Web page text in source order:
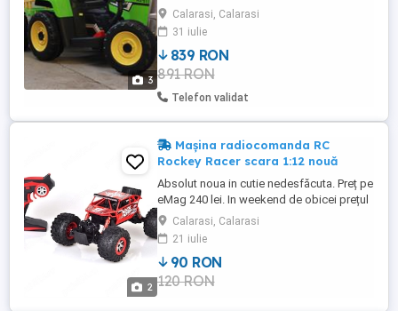
3
spate Control prin pedala de acceleratie
sau Telecomanda Music player cu port
USB, Bluetooth, conexiune jack MP3
Funcția de control al sunetului Efecte
luminoase Indicator nivel baterie Curea de
siguranta Produsul ...
Calarasi, Calarasi
31 iulie
839 RON
891 RON
Telefon validat
2
Mașina radiocomanda RC
Rockey Racer scara 1:12 nouă
Absolut noua in cutie nedesfăcuta. Preț pe
eMag 240 lei. In weekend de obicei prețul
transport prin OLX este 5 lei deci daca
comandați atunci prețul este destul de
bun. Un cadou care cu siguranță va
bucura copilul.
Calarasi, Calarasi
21 iulie
90 RON
120 RON